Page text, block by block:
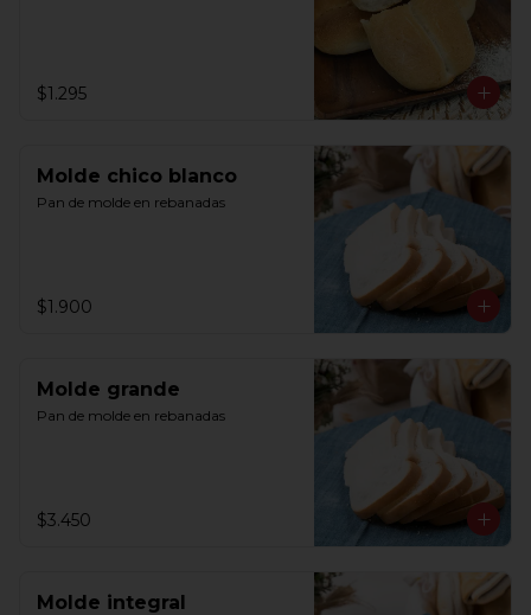
$1.295
Molde chico blanco
Pan de molde en rebanadas
$1.900
Molde grande
Pan de molde en rebanadas
$3.450
Molde integral